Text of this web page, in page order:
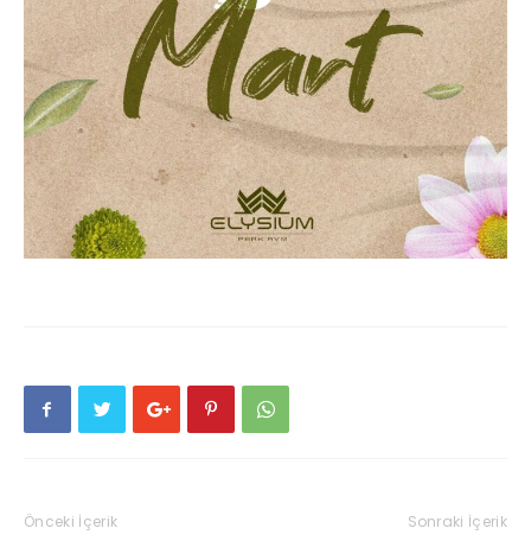
Önceki İçerik Sonraki İçerik